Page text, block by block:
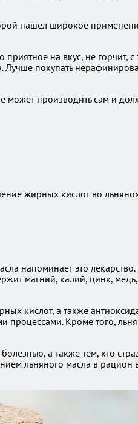
нашёл широкое
на вкус, не горчит, с
Лучше покупать
производить сам и
жирных кислот во
напоминает это
магний, калий, цинк,
кислот, а также
процессами. Кроме того,
а также тем, кто
льняного масла в рацион